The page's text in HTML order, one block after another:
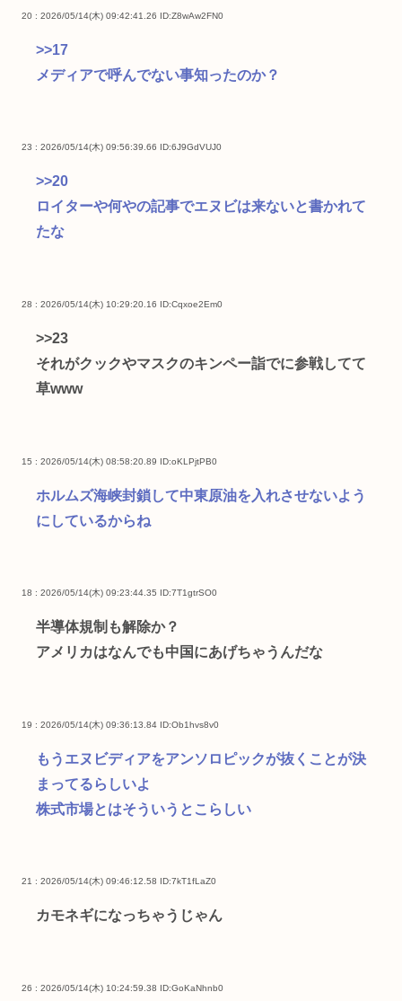
20 : 2026/05/14(木) 09:42:41.26 ID:Z8wAw2FN0
>>17
メディアで呼んでない事知ったのか？
23 : 2026/05/14(木) 09:56:39.66 ID:6J9GdVUJ0
>>20
ロイターや何やの記事でエヌビは来ないと書かれて
たな
28 : 2026/05/14(木) 10:29:20.16 ID:Cqxoe2Em0
>>23
それがクックやマスクのキンペー詣でに参戦してて
草www
15 : 2026/05/14(木) 08:58:20.89 ID:oKLPjtPB0
ホルムズ海峡封鎖して中東原油を入れさせないよう
にしているからね
18 : 2026/05/14(木) 09:23:44.35 ID:7T1gtrSO0
半導体規制も解除か？
アメリカはなんでも中国にあげちゃうんだな
19 : 2026/05/14(木) 09:36:13.84 ID:Ob1hvs8v0
もうエヌビディアをアンソロピックが抜くことが決
まってるらしいよ
株式市場とはそういうとこらしい
21 : 2026/05/14(木) 09:46:12.58 ID:7kT1fLaZ0
カモネギになっちゃうじゃん
26 : 2026/05/14(木) 10:24:59.38 ID:GoKaNhnb0